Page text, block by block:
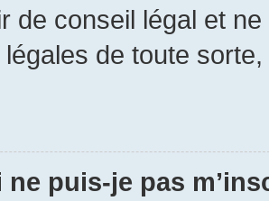
de conseil légal et
de toute
ne puis-je pas